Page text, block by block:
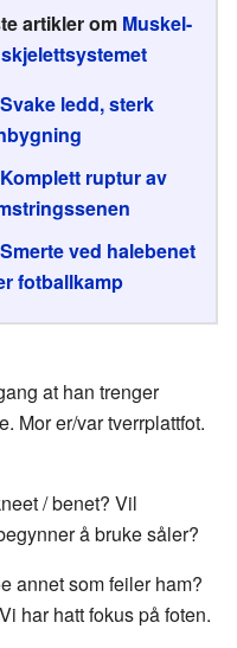
artikler om Muskel-
Svake ledd, sterk
Komplett ruptur av
Smerte ved halebenet
fotballkamp
at han trenger
Mor er/var tverrplattfot.
/ benet? Vil
å bruke såler?
annet som feiler ham?
har hatt fokus på foten.